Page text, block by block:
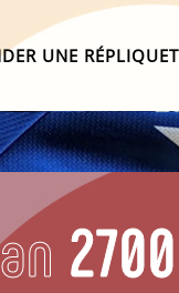
UNE RÉPLIQUE